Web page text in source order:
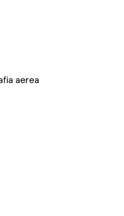
aerea